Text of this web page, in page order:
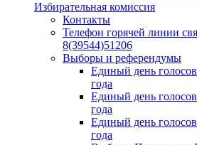
Избирательная комиссия
Контакты
Телефон горячей линии
8(39544)51206
Выборы и референдумы
Единый день
года
Единый день
года
Единый день
года